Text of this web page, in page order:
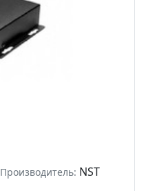
Производитель: NST